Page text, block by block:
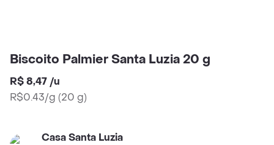
Biscoito Palmier Santa Luzia 20 g
R$ 8,47 /u
R$0.43/g (20 g)
Casa Santa Luzia